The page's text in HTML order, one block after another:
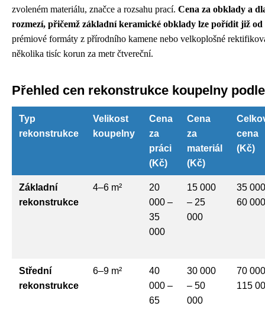
zvoleném materiálu, značce a rozsahu prací. Cena za obklady a
rozmezí, přičemž základní keramické obklady lze pořídit již od
prémiové formáty z přírodního kamene nebo velkoplošné
několika tisíc korun za metr čtvereční.
Přehled cen rekonstrukce koupelny
Typ
rekonstrukce
Velikost
koupelny
Cena
za
práci
(Kč)
Cena
za
materiál
(Kč)
cena
(Kč)
Základní
rekonstrukce
4–6 m²
20
000 –
35
000
15 000
– 25
000
35
60 000
Střední
rekonstrukce
6–9 m²
40
000 –
65
30 000
– 50
000
70
115